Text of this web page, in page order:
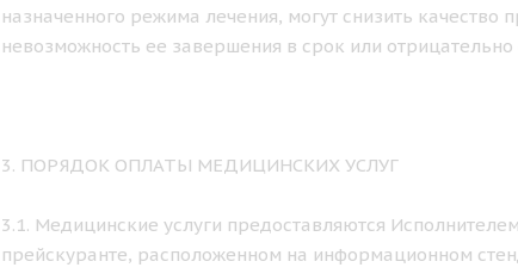
назначенного режима лечения, могут снизить
невозможность ее завершения в срок или отрицательно
3. ПОРЯДОК ОПЛАТЫ МЕДИЦИНСКИХ УСЛУГ
3.1. Медицинские услуги предоставляются
прейскуранте, расположенном на информационном